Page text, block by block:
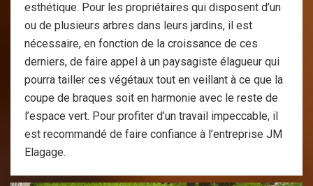
esthétique. Pour les propriétaires qui disposent d’un
ou de plusieurs arbres dans leurs jardins, il est
nécessaire, en fonction de la croissance de ces
derniers, de faire appel à un paysagiste élagueur qui
pourra tailler ces végétaux tout en veillant à ce que la
coupe de braques soit en harmonie avec le reste de
l’espace vert. Pour profiter d’un travail impeccable, il
est recommandé de faire confiance à l’entreprise JM
Elagage.